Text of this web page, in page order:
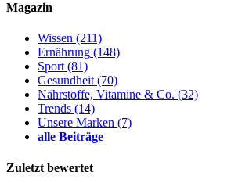
Magazin
Wissen (211)
Ernährung (148)
Sport(81)
Gesundheit(70)
Nährstoffe, Vitamine & Co. (32)
Trends (14)
Unsere Marken (7)
alle Beiträge
Zuletzt bewertet